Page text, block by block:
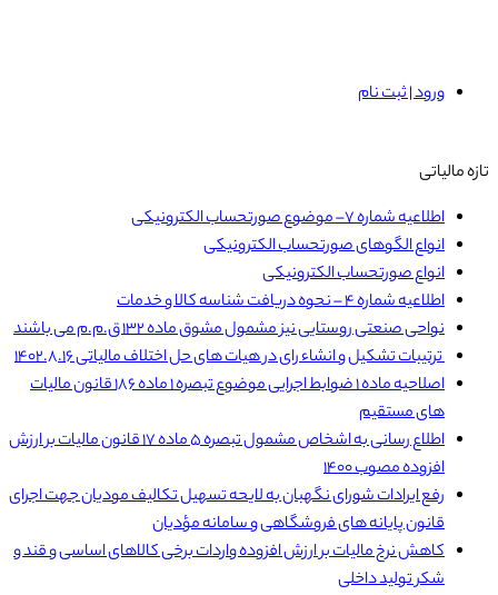
ورود | ثبت نام
تازه مالیاتی
اطلاعیه شماره ۷– موضوع صورتحساب الکترونیکی
انواع الگوهای صورتحساب الکترونیکی
انواع صورتحساب الکترونیکی
اطلاعیه شماره ۴ – نحوه دریافت شناسه کالا و خدمات
نواحی صنعتی روستایی نیز مشمول مشوق ماده ۱۳۲ ق.م.م می باشند
ترتیبات تشکیل و انشاء رای در هیات های حل اختلاف مالیاتی ۱۴۰۲.۸.۱۶
اصلاحیه ماده ۱ ضوابط اجرایی موضوع تبصره ۱ ماده ۱۸۶ قانون مالیات
های مستقیم
اطلاع رسانی به اشخاص مشمول تبصره ۵ ماده ۱۷ قانون مالیات بر ارزش
افزوده مصوب ۱۴۰۰
رفع ایرادات شورای نگهبان به لایحه تسهیل تکالیف مودیان جهت اجرای
قانون پایانه های فروشگاهی و سامانه مؤدیان
کاهش نرخ مالیات بر ارزش افزوده واردات برخی کالاهای اساسی و قند و
شکر تولید داخلی